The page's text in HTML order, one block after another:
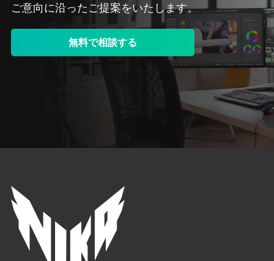
ご意向に沿ったご提案をいたします。
無料で相談する